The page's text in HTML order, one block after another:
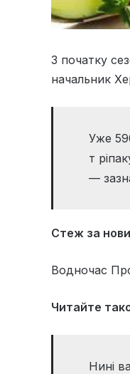
З початку
начальник
Уже
т
—
Стеж за
Водночас
Читайте
Нині